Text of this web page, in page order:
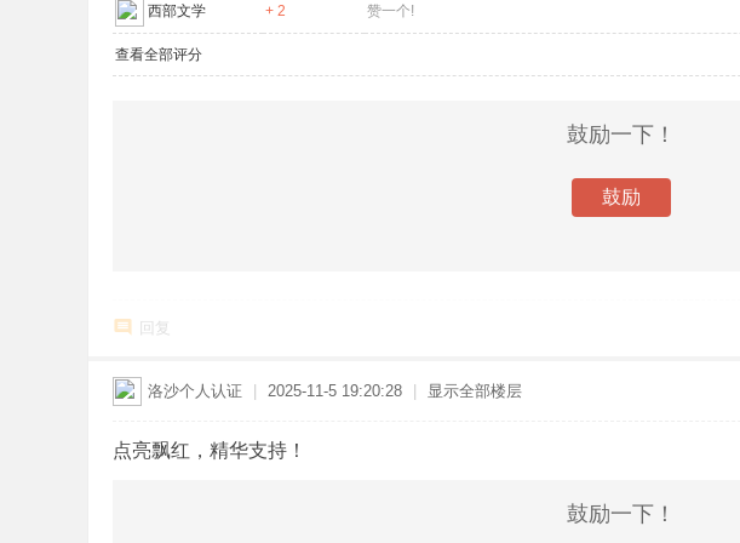
西部文学 + 2 赞一个!
查看全部评分
鼓励一下！
鼓励
回复
洛沙个人认证 2025-11-5 19:20:28 显示全部楼层
点亮飘红，精华支持！
鼓励一下！